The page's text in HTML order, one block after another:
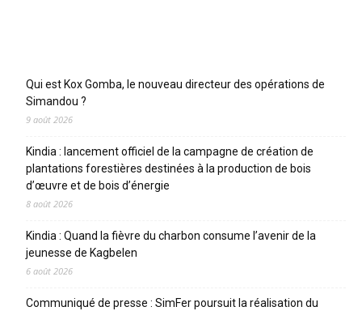
Qui est Kox Gomba, le nouveau directeur des opérations de
Simandou ?
9 août 2026
Kindia : lancement officiel de la campagne de création de
plantations forestières destinées à la production de bois
d’œuvre et de bois d’énergie
8 août 2026
Kindia : Quand la fièvre du charbon consume l’avenir de la
jeunesse de Kagbelen
6 août 2026
Communiqué de presse : SimFer poursuit la réalisation du